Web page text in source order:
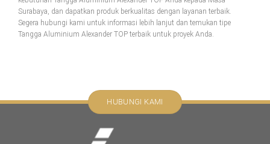
Surabaya, dan dapatkan produk berkualitas dengan layanan terbaik.
Segera hubungi kami untuk informasi lebih lanjut dan temukan tipe
Tangga Aluminium Alexander TOP terbaik untuk proyek Anda.
HUBUNGI KAMI